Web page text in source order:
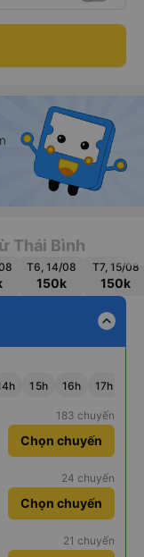
Thái Bình
T6, 14/08
150k
T7, 15/08
150k
expand_less
15h 16h 17h
183 chuyến
Chọn chuyến
24 chuyến
Chọn chuyến
21 chuyến